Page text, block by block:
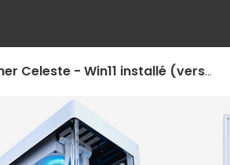
PC Gamer Celeste - Win11 installé (version d'essai)